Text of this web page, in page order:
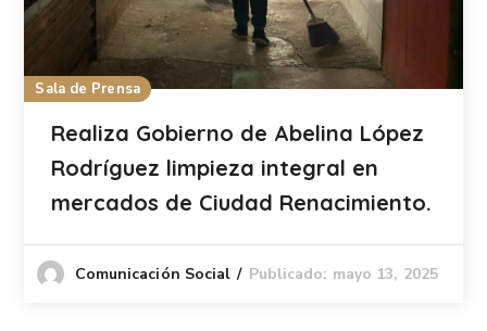
Sala de Prensa
Realiza Gobierno de Abelina López
Rodríguez limpieza integral en
mercados de Ciudad Renacimiento.
Comunicación Social Publicado: mayo 13, 2025